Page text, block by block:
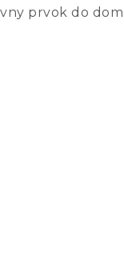
prvok do